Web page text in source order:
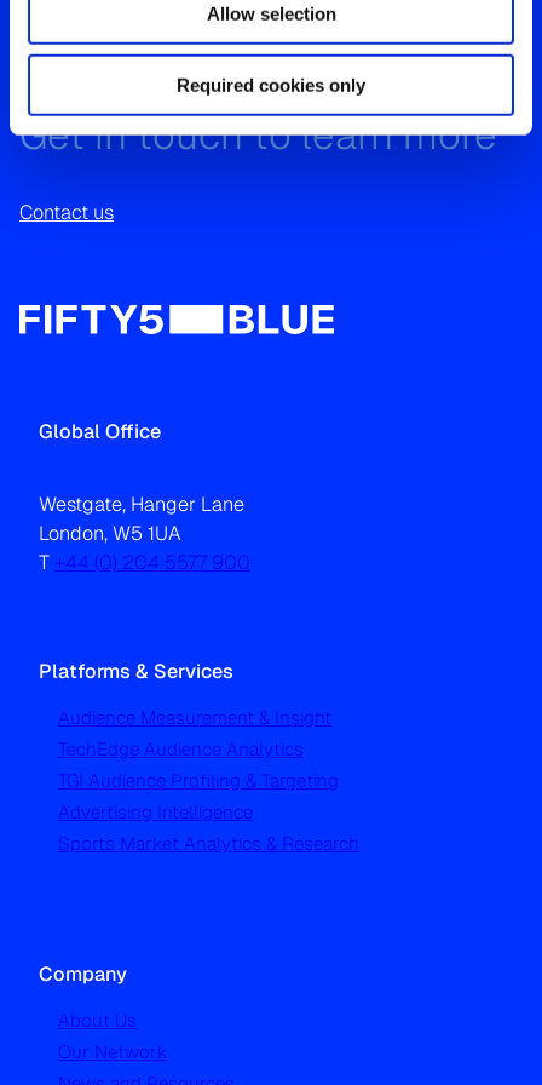
Allow selection
Required cookies only
Your window on what the
world is watching
Get in touch to learn more
Contact us
Global Office
Westgate, Hanger Lane
London, W5 1UA
T +44 (0) 204 5577 900
Platforms & Services
Audience Measurement & Insight
TechEdge Audience Analytics
TGI Audience Profiling & Targeting
Advertising Intelligence
Sports Market Analytics & Research
Company
About Us
Our Network